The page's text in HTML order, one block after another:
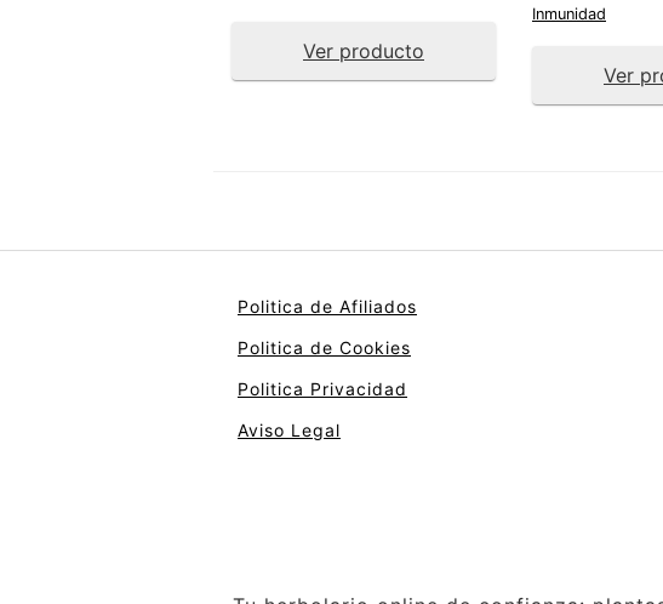
Ver producto
Inmunidad
Ver
Politica de Afiliados
Politica de Cookies
Politica Privacidad
Aviso Legal